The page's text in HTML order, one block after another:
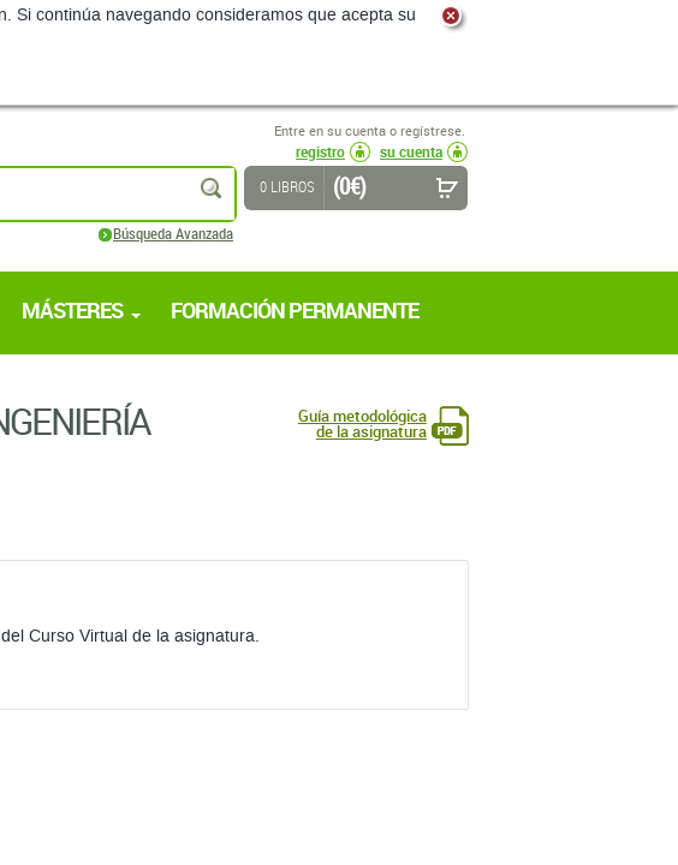
Si continúa navegando consideramos que acepta su
Entre en su cuenta o regístrese.
registro
su cuenta
buscar
Búsqueda Avanzada
0 LIBROS (0 €)
MÁSTERES FORMACIÓN PERMANENTE
Guía metodológica
de la asignatura
Curso Virtual de la asignatura.